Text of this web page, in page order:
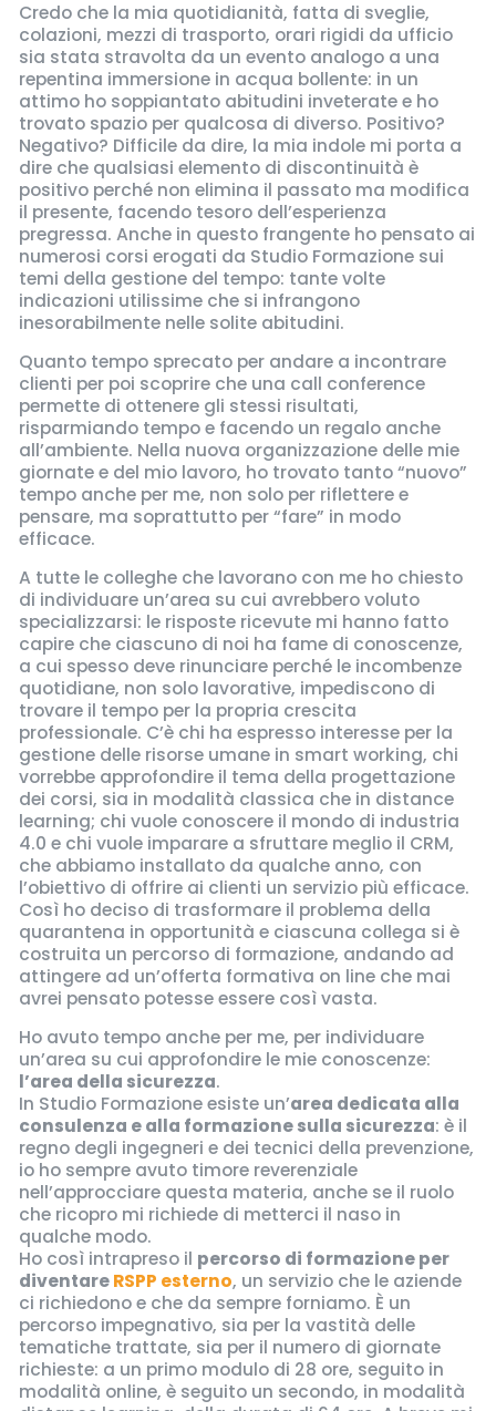
Credo che la mia quotidianità, fatta di sveglie,
colazioni, mezzi di trasporto, orari rigidi da ufficio
sia stata stravolta da un evento analogo a una
repentina immersione in acqua bollente: in un
attimo ho soppiantato abitudini inveterate e ho
trovato spazio per qualcosa di diverso. Positivo?
Negativo? Difficile da dire, la mia indole mi porta a
dire che qualsiasi elemento di discontinuità è
positivo perché non elimina il passato ma modifica
il presente, facendo tesoro dell’esperienza
pregressa. Anche in questo frangente ho pensato ai
numerosi corsi erogati da Studio Formazione sui
temi della gestione del tempo: tante volte
indicazioni utilissime che si infrangono
inesorabilmente nelle solite abitudini.
Quanto tempo sprecato per andare a incontrare
clienti per poi scoprire che una call conference
permette di ottenere gli stessi risultati,
risparmiando tempo e facendo un regalo anche
all’ambiente. Nella nuova organizzazione delle mie
giornate e del mio lavoro, ho trovato tanto “nuovo”
tempo anche per me, non solo per riflettere e
pensare, ma soprattutto per “fare” in modo
efficace.
A tutte le colleghe che lavorano con me ho chiesto
di individuare un’area su cui avrebbero voluto
specializzarsi: le risposte ricevute mi hanno fatto
capire che ciascuno di noi ha fame di conoscenze,
a cui spesso deve rinunciare perché le incombenze
quotidiane, non solo lavorative, impediscono di
trovare il tempo per la propria crescita
professionale. C’è chi ha espresso interesse per la
gestione delle risorse umane in smart working, chi
vorrebbe approfondire il tema della progettazione
dei corsi, sia in modalità classica che in distance
learning; chi vuole conoscere il mondo di industria
4.0 e chi vuole imparare a sfruttare meglio il CRM,
che abbiamo installato da qualche anno, con
l’obiettivo di offrire ai clienti un servizio più efficace.
Così ho deciso di trasformare il problema della
quarantena in opportunità e ciascuna collega si è
costruita un percorso di formazione, andando ad
attingere ad un’offerta formativa on line che mai
avrei pensato potesse essere così vasta.
Ho avuto tempo anche per me, per individuare
un’area su cui approfondire le mie conoscenze:
l’area della sicurezza.
In Studio Formazione esiste un’area dedicata alla
consulenza e alla formazione sulla sicurezza: è il
regno degli ingegneri e dei tecnici della prevenzione,
io ho sempre avuto timore reverenziale
nell’approcciare questa materia, anche se il ruolo
che ricopro mi richiede di metterci il naso in
qualche modo.
Ho così intrapreso il percorso di formazione per
diventareRSPP esterno, un servizio che le aziende
ci richiedono e che da sempre forniamo. È un
percorso impegnativo, sia per la vastità delle
tematiche trattate, sia per il numero di giornate
richieste: a un primo modulo di 28 ore, seguito in
modalità online, è seguito un secondo, in modalità